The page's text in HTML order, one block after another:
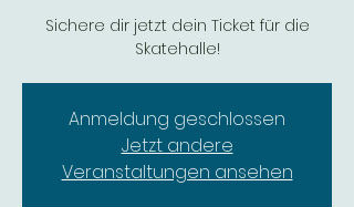
Sichere dir jetzt dein Ticket für die
Skatehalle!
Anmeldung geschlossen
Jetzt andere
Veranstaltungen ansehen